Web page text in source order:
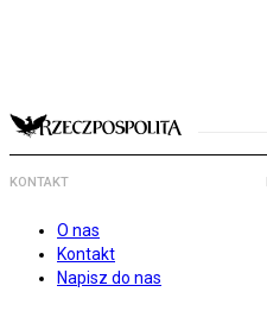
KONTAKT
O nas
Kontakt
Napisz do nas